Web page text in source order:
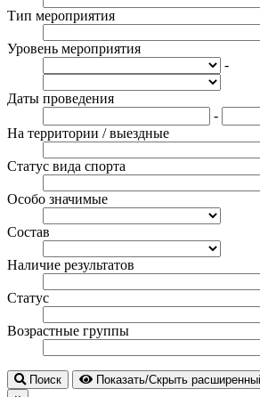
Тип мероприятия
Уровень мероприятия
-
Даты проведения
-
На территории / выездные
Статус вида спорта
Особо значимые
Состав
Наличие результатов
Статус
Возрастные группы
Поиск Показать/Скрыть